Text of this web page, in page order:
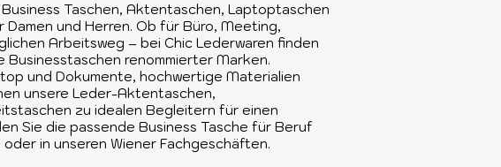
Taschen, Aktentaschen, Laptoptaschen
und Herren. Ob für Büro, Meeting,
Arbeitsweg – bei Chic Lederwaren finden
renommierter Marken.
und Dokumente, hochwertige Materialien
unsere Leder-Aktentaschen,
zu idealen Begleitern für einen
Sie die passende Business Tasche für Beruf
in unseren Wiener Fachgeschäften.